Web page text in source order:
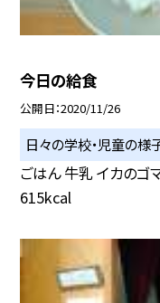
今日の給食
公開日 2020/11/26
日々の学校・児童の様
ごはん 牛乳 イカのゴ
615kcal